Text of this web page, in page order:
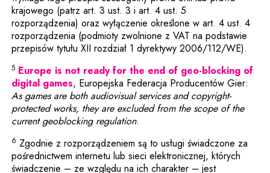
krajowego (patrz art. 3 ust. 3 i art. 4 ust. 5
rozporządzenia) oraz wyłączenie określone w art. 4 ust. 4
rozporządzenia (podmioty zwolnione z VAT na podstawie
przepisów tytułu XII rozdział 1 dyrektywy 2006/112/WE).
5 Europe is not ready for the end of geo-blocking of
digital gamesUwaga, link zostanie otwarty w nowym
, Europejska Federacja Producentów Gier:
As games are both audiovisual services and copyright-
protected works, they are excluded from the scope of the
current geoblocking regulation.
6 Zgodnie z rozporządzeniem są to usługi świadczone za
pośrednictwem internetu lub sieci elektronicznej, których
świadczenie – ze względu na ich charakter – jest